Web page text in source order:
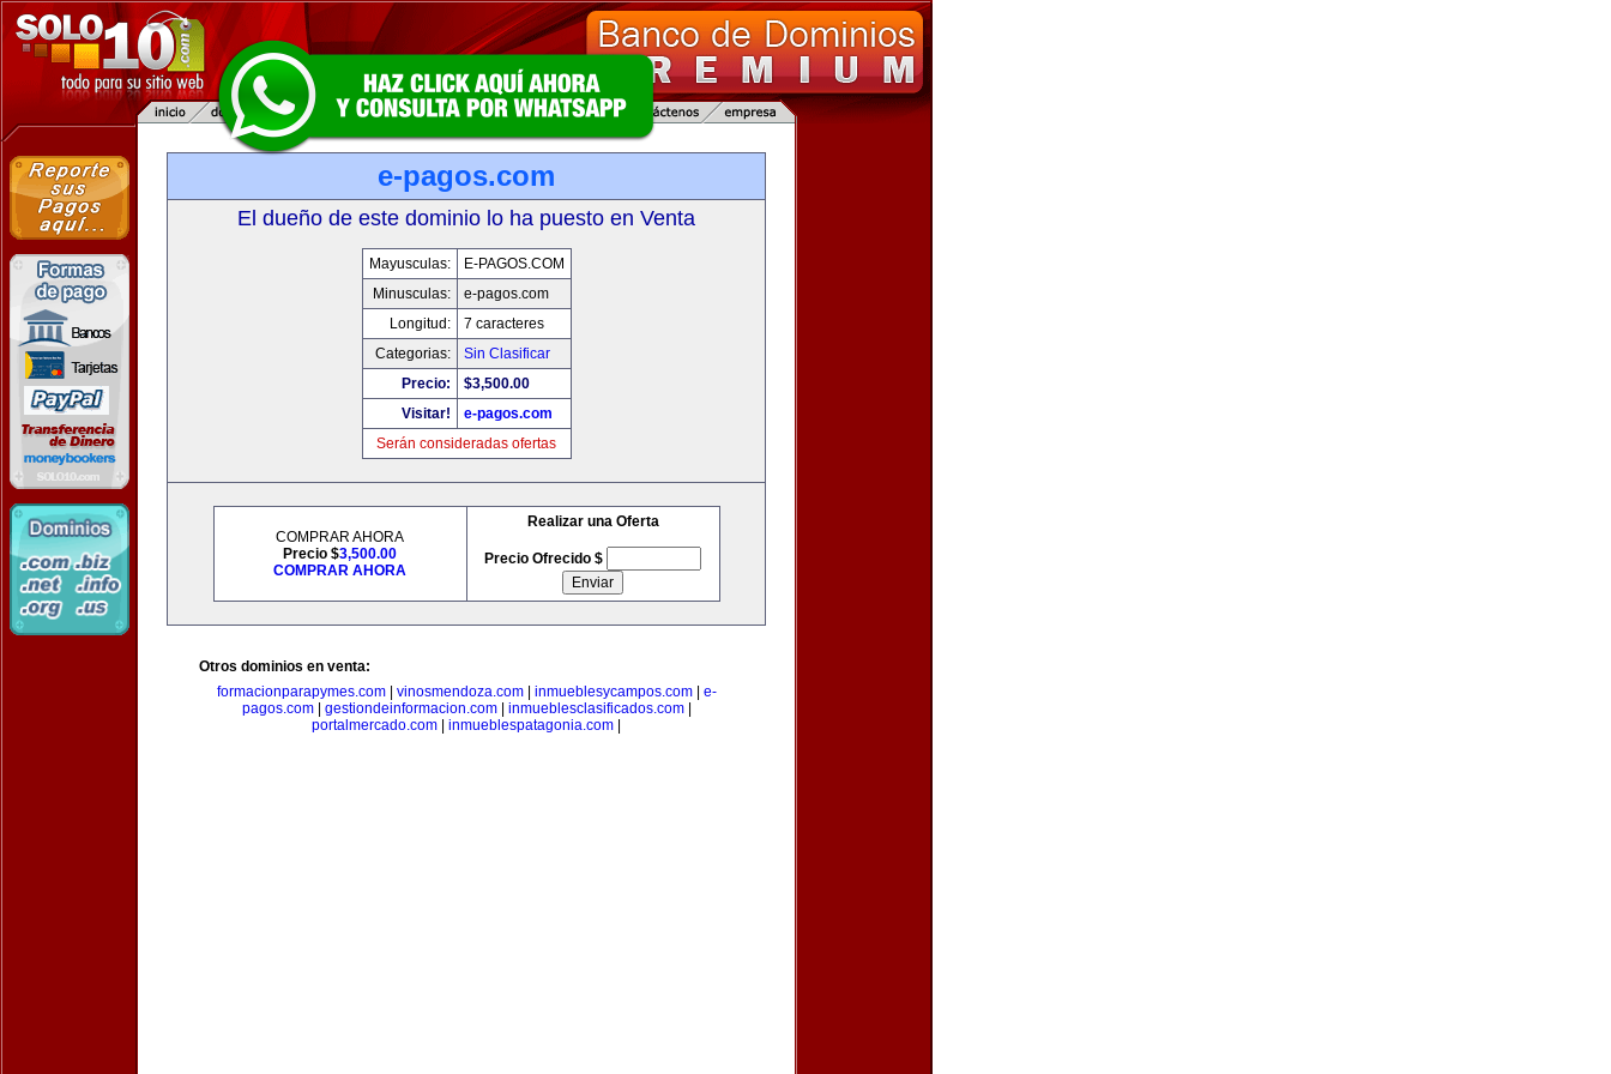
e-pagos.com
El dueño de este dominio lo ha puesto en Venta
Mayusculas:
E-PAGOS.COM
Minusculas:
e-pagos.com
Longitud:
7 caracteres
Categorias:
Sin Clasificar
Precio:
$3,500.00
Visitar!
e-pagos.com
Serán consideradas ofertas
COMPRAR AHORA
Precio $3,500.00
COMPRAR AHORA
Realizar una Oferta
Precio Ofrecido $
Otros dominios en venta:
formacionparapymes.com| vinosmendoza.com| inmueblesycampos.com| e-
pagos.com| gestiondeinformacion.com| inmueblesclasificados.com|
portalmercado.com
inmueblespatagonia.com